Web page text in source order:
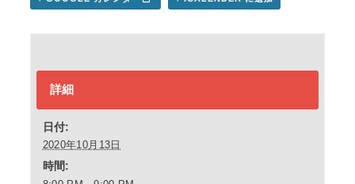
詳細
日付:
2020年10月13日
時間: